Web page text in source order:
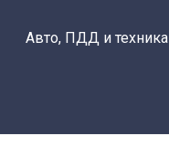
Авто, ПДД и техника